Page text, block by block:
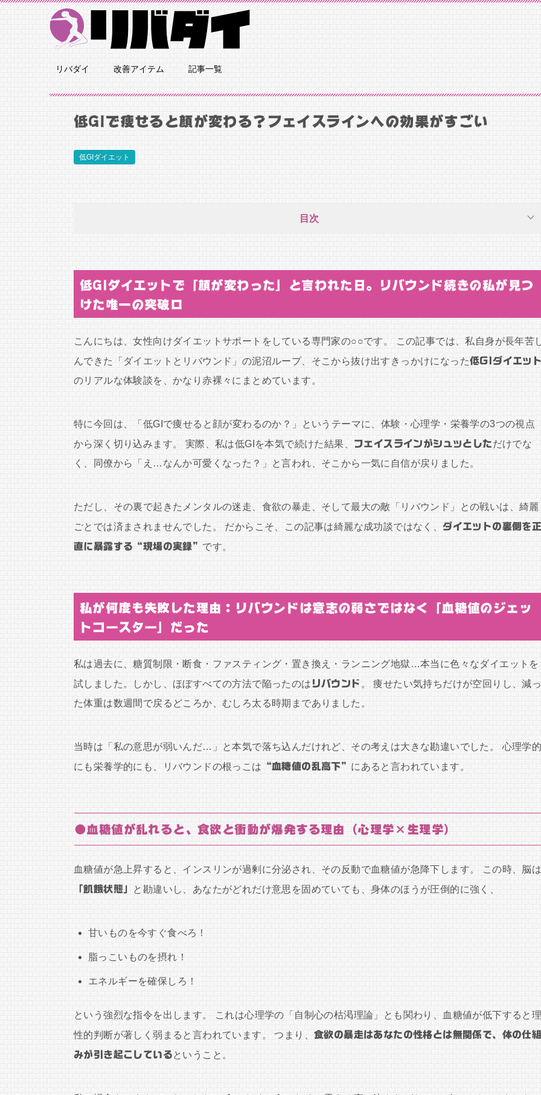
リバダイ 改善アイテム 記事一覧
低GIで痩せると顔が変わる？フェイスラインへの効果がすごい
低GIダイエット
目次
低GIダイエットで「顔が変わった」と言われた日。リバウンド続きの私が見つ
けた唯一の突破口
こんにちは、女性向けダイエットサポートをしている専門家の○○です。 この記事では、私自身が長年苦
んできた「ダイエットとリバウンド」の泥沼ループ、そこから抜け出すきっかけになった低GIダイエッ
のリアルな体験談を、かなり赤裸々にまとめています。
特に今回は、「低GIで痩せると顔が変わるのか？」というテーマに、体験・心理学・栄養学の3つの視点
から深く切り込みます。 実際、私は低GIを本気で続けた結果、 フェイスラインがシュッとしただけでな
く、同僚から「え…なんか可愛くなった？」と言われ、そこから一気に自信が戻りました。
ただし、その裏で起きたメンタルの迷走、食欲の暴走、そして最大の敵「リバウンド」との戦いは、綺麗
ごとでは済まされませんでした。 だからこそ、この記事は綺麗な成功談ではなく、ダイエットの裏側を
直に暴露する“現場の実録” です。
私が何度も失敗した理由：リバウンドは意志の弱さではなく「血糖値のジェッ
トコースター」だった
私は過去に、糖質制限・断食・ファスティング・置き換え・ランニング地獄…本当に色々なダイエットを
試しました。しかし、ほぼすべての方法で陥ったのは リバウンド 。 痩せたい気持ちだけが空回りし、減
た体重は数週間で戻るどころか、むしろ太る時期までありました。
当時は「私の意思が弱いんだ…」と本気で落ち込んだけれど、その考えは大きな勘違いでした。 心理学
にも栄養学的にも、リバウンドの根っこは
“血糖値の乱高下” にあると言われています。
●血糖値が乱れると、食欲と衝動が爆発する理由（心理学×生理学）
血糖値が急上昇すると、インスリンが過剰に分泌され、その反動で血糖値が急降下します。 この時、脳
「飢餓状態」 と勘違いし、あなたがどれだけ意思を固めていても、身体のほうが圧倒的に強く、
甘いものを今すぐ食べろ！
脂っこいものを摂れ！
エネルギーを確保しろ！
という強烈な指令を出します。 これは心理学の「自制心の枯渇理論」とも関わり、血糖値が低下すると
性的判断が著しく弱まると言われています。 つまり、 食欲の暴走はあなたの性格とは無関係で、体の仕
みが引き起こしているということ。